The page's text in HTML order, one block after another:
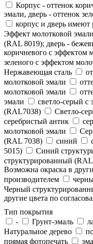
Корпус - оттенок
эмали, дверь - оттенок
корпус и дверь имеют
Эффект молотковой эмали
(RAL 8019); дверь -
коричневого с эффектом
зеленого с эффектом
Нержавеющая сталь
молотковой эмали
молотковой эмали
эмали
светло-серый с
(RAL7038)
Светло-
серебристый антик
молотковой эмали
(RAL 7038)
синий
5015)
Синий
структурированный
Возможна окраска в
производителем
Черный
другие цвета по
Тип покрытия
-
Грунт-эмаль
Натуральное дерево
прямая фотопечать